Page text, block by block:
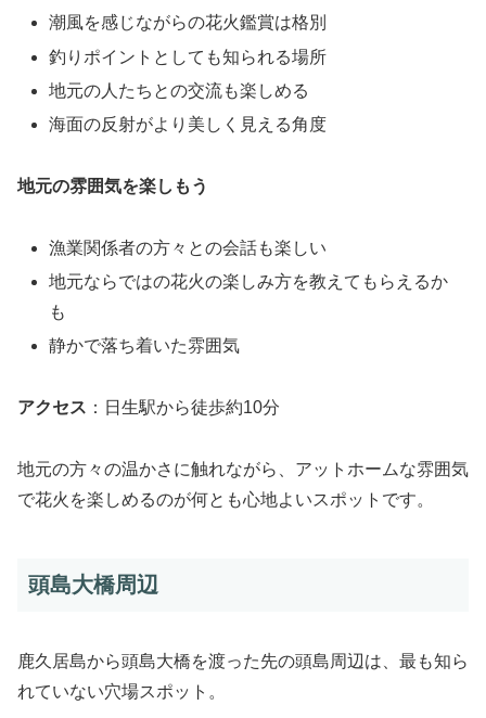
潮風を感じながらの花火鑑賞は格別
釣りポイントとしても知られる場所
地元の人たちとの交流も楽しめる
海面の反射がより美しく見える角度
地元の雰囲気を楽しもう
漁業関係者の方々との会話も楽しい
地元ならではの花火の楽しみ方を教えてもらえるか
も
静かで落ち着いた雰囲気
アクセス ：日生駅から徒歩約10分
地元の方々の温かさに触れながら、アットホームな雰囲気
で花火を楽しめるのが何とも心地よいスポットです。
頭島大橋周辺
鹿久居島から頭島大橋を渡った先の頭島周辺は、最も知ら
れていない穴場スポット。